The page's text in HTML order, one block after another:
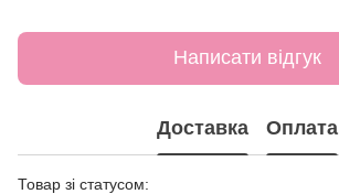
Написати відгук
Доставка Оплата
Товар зі статусом: